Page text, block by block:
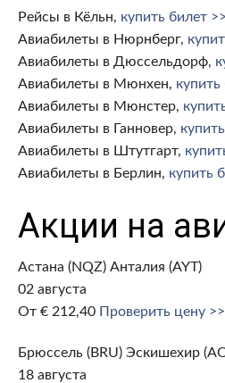
Рейсы в Кёльн, купить билет >>
Авиабилеты в Нюрнберг,
Авиабилеты в Дюссельдорф,
Авиабилеты в Мюнхен, купить
Авиабилеты в Мюнстер,
Авиабилеты в Ганновер,
Авиабилеты в Штутгарт,
Авиабилеты в Берлин, купить
Акции на
Астана (NQZ) Анталия (AYT)
02 августа
От € 212,40 Проверить цену >>
Брюссель (BRU) Эскишехир
18 августа